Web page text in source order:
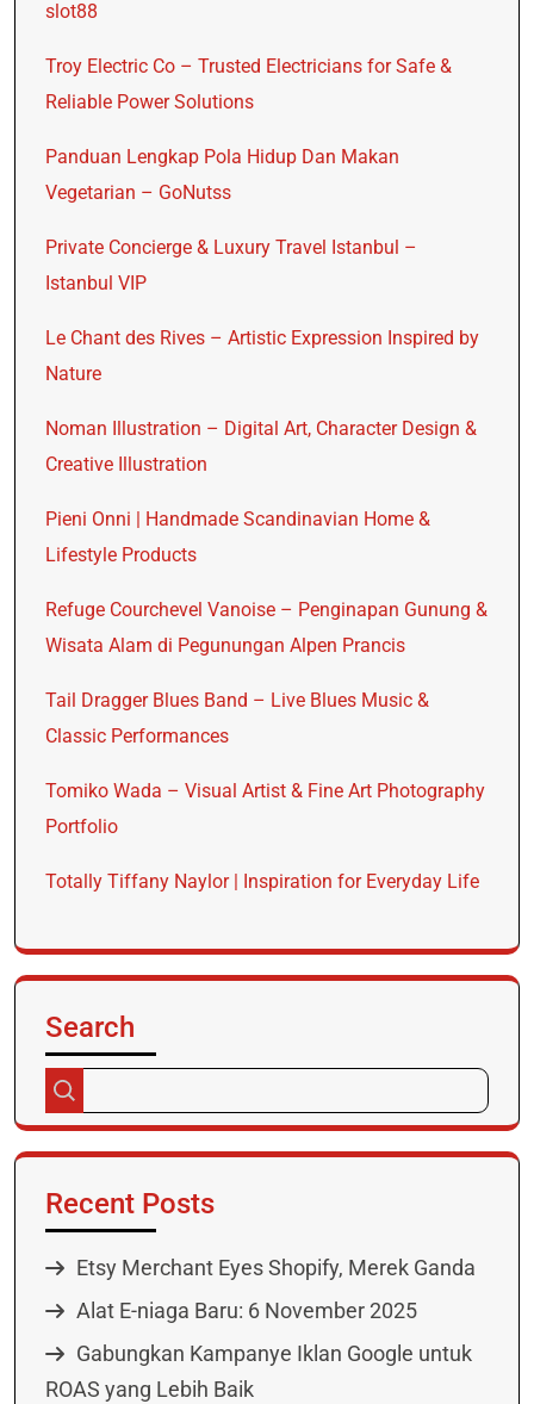
slot88
Troy Electric Co – Trusted Electricians for Safe &
Reliable Power Solutions
Panduan Lengkap Pola Hidup Dan Makan
Vegetarian – GoNutss
Private Concierge & Luxury Travel Istanbul –
Istanbul VIP
Le Chant des Rives – Artistic Expression Inspired by
Nature
Noman Illustration – Digital Art, Character Design &
Creative Illustration
Pieni Onni | Handmade Scandinavian Home &
Lifestyle Products
Refuge Courchevel Vanoise – Penginapan Gunung &
Wisata Alam di Pegunungan Alpen Prancis
Tail Dragger Blues Band – Live Blues Music &
Classic Performances
Tomiko Wada – Visual Artist & Fine Art Photography
Portfolio
Totally Tiffany Naylor | Inspiration for Everyday Life
Search
Recent Posts
Etsy Merchant Eyes Shopify, Merek Ganda
Alat E-niaga Baru: 6 November 2025
Gabungkan Kampanye Iklan Google untuk
ROAS yang Lebih Baik